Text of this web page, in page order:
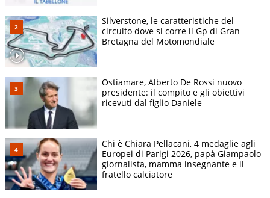
Silverstone, le caratteristiche del
circuito dove si corre il Gp di Gran
Bretagna del Motomondiale
Ostiamare, Alberto De Rossi nuovo
presidente: il compito e gli obiettivi
ricevuti dal figlio Daniele
Chi è Chiara Pellacani, 4 medaglie agli
Europei di Parigi 2026, papà Giampaolo
giornalista, mamma insegnante e il
fratello calciatore